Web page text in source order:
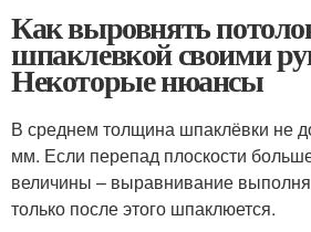
Как выровнять
шпаклевкой своими
Некоторые нюансы
В среднем толщина шпаклёвки не
мм. Если перепад плоскости
величины – выравнивание
только после этого шпаклюется.